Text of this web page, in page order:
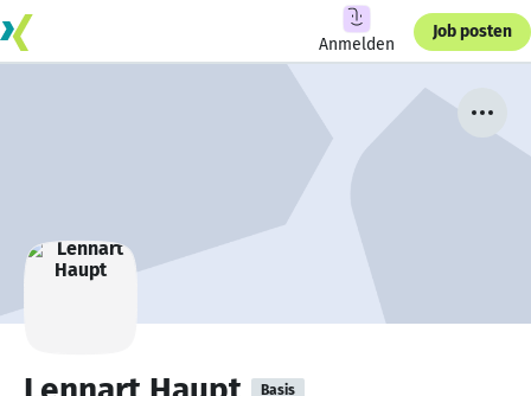
Anmelden
Job posten
Basis